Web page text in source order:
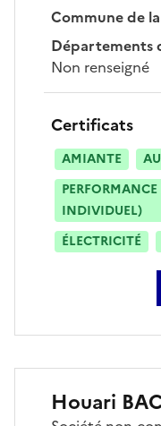
Commune de
Départements
Non renseigné
Certificats
AMIANTE
INDIVIDUEL)
ÉLECTRICITÉ
Houari